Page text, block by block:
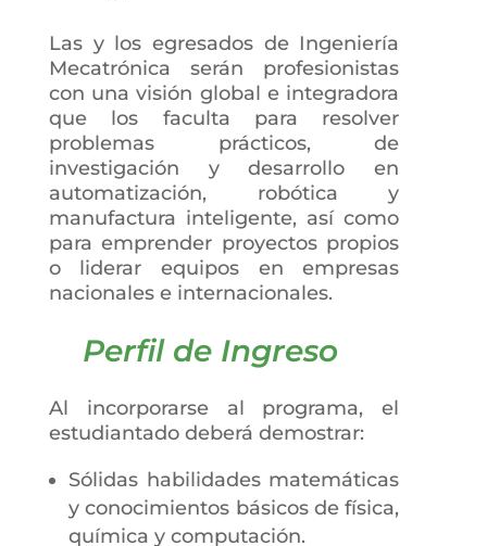
Las y los egresados de Ingeniería
Mecatrónica serán profesionistas
con una visión global e integradora
que los faculta para resolver
problemas prácticos, de
investigación y desarrollo en
automatización, robótica y
manufactura inteligente, así como
para emprender proyectos propios
o liderar equipos en empresas
nacionales e internacionales.
Perfil de Ingreso
Al incorporarse al programa, el
estudiantado deberá demostrar:
Sólidas habilidades matemáticas
y conocimientos básicos de física,
química y computación.